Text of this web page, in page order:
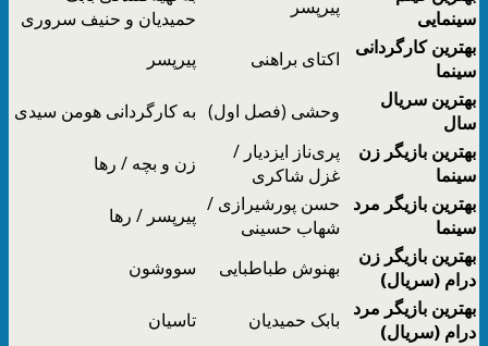
سینمایی
پیرپسر
حمیدیان و حنیف سروری
بهترین کارگردانی
سینما
اکتای براهنی
پیرپسر
بهترین سریال
سال
وحشی (فصل اول) به کارگردانی هومن سیدی
بهترین بازیگر زن
سینما
پری‌ناز ایزدیار /
غزل شاکری
زن و بچه / رها
بهترین بازیگر مرد
سینما
حسن پورشیرازی /
شهاب حسینی
پیرپسر / رها
بهترین بازیگر زن
درام (سریال)
بهنوش طباطبایی
سووشون
بهترین بازیگر مرد
درام (سریال)
بابک حمیدیان
تاسیان